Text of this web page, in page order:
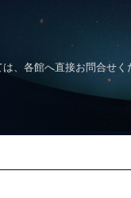
、各館へ直接お問合せ